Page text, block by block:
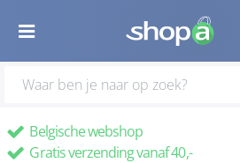
Belgische webshop
Gratis verzending vanaf 40,-